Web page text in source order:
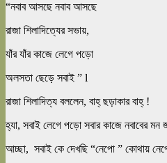
“নবাব আসছে নবাব আসছে
রাজা শিলাদিত্যের সভায়,
যাঁর যাঁর কাজে লেগে পড়ো
অলসতা ছেড়ে সবাই ” l
রাজা শিলাদিত্য বললেন, বাহ্ ছড়াকার বাহ্ !
হ্যা, সবাই লেগে পড়ো সবার কাজে নবাবের
আচ্ছা, সবাই কে দেখছি “নেপো ” কোথায়